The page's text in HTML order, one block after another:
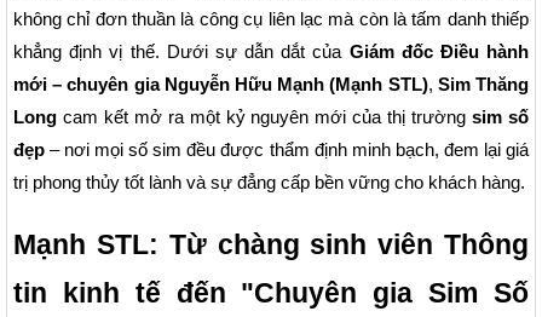
không chỉ đơn thuần là công cụ liên lạc mà còn là tấm danh thiếp
khẳng định vị thế. Dưới sự dẫn dắt của Giám đốc Điều hành
mới – chuyên gia Nguyễn Hữu Mạnh (Mạnh STL), Sim Thăng
Long cam kết mở ra một kỷ nguyên mới của thị trườngsim số
đẹp – nơi mọi số sim đều được thẩm định minh bạch, đem lại giá
trị phong thủy tốt lành và sự đẳng cấp bền vững cho khách hàng.
Mạnh STL: Từ chàng sinh viên Thông
tin kinh tế đến "Chuyên gia Sim Số